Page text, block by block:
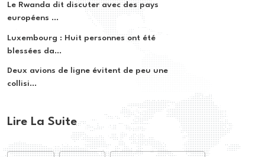
Le Rwanda dit discuter avec des pays
européens ...
Luxembourg : Huit personnes ont été
blessées da...
Deux avions de ligne évitent de peu une
collisi...
Lire La Suite